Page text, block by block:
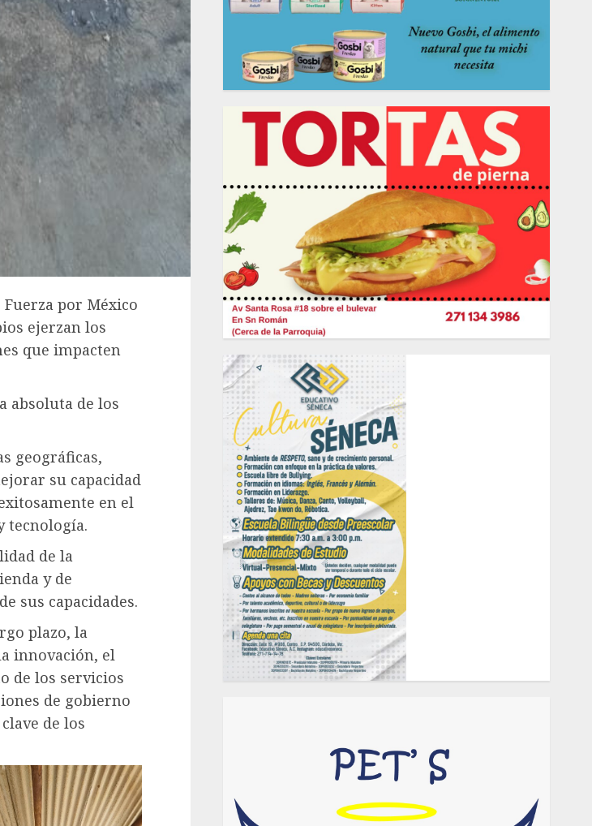
por México
ejerzan los
que impacten
absoluta de los
geográficas,
su capacidad
en el
tecnología.
de la
y de
sus capacidades.
plazo, la
innovación, el
de los servicios
de gobierno
de los